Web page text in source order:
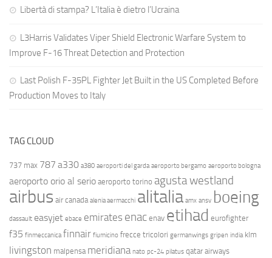
Libertà di stampa? L’Italia è dietro l’Ucraina
L3Harris Validates Viper Shield Electronic Warfare System to
Improve F-16 Threat Detection and Protection
Last Polish F-35PL Fighter Jet Built in the US Completed Before
Production Moves to Italy
TAG CLOUD
737 max 787 a330 a380 aeroporti del garda aeroporto bergamo aeroporto bologna
aeroporto orio al serio aeroporto torino agusta westland
airbus air canada alenia aermacchi alitalia amx ansv boeing
dassault easyjet ebace emirates enac enav etihad eurofighter
f35 finmeccanica finnair fiumicino frecce tricolori germanwings gripen india klm
livingston malpensa meridiana nato pc-24 pilatus qatar airways